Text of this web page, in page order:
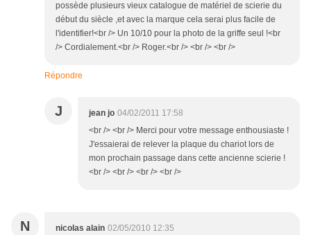
possède plusieurs vieux catalogue de matériel de scierie du
début du siècle ,et avec la marque cela serai plus facile de
l'identifier!<br /> Un 10/10 pour la photo de la griffe seul !<br
/> Cordialement.<br /> Roger.<br /> <br /> <br />
Répondre
J jean jo 04/02/2011 17:58
<br /> <br /> Merci pour votre message enthousiaste !
J'essaierai de relever la plaque du chariot lors de
mon prochain passage dans cette ancienne scierie !
<br /> <br /> <br /> <br />
N nicolas alain 02/05/2010 12:35